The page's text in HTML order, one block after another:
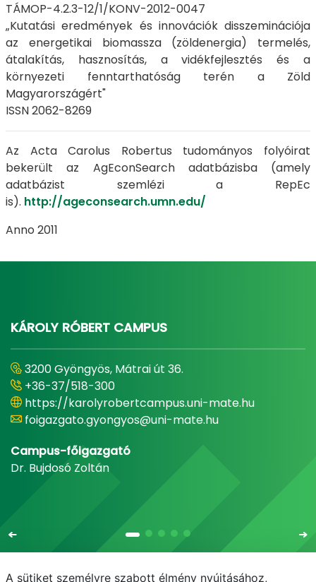
TÁMOP-4.2.3-12/1/KONV-2012-0047
„Kutatási eredmények és innovációk disszeminációja
az energetikai biomassza (zöldenergia) termelés,
átalakítás, hasznosítás, a vidékfejlesztés és a
környezeti fenntarthatóság terén a Zöld
Magyarországért"
ISSN 2062-8269
Az Acta Carolus Robertus tudományos folyóirat
bekerült az AgEconSearch adatbázisba (amely
adatbázist szemlézi a RepEc
is). http://ageconsearch.umn.edu/
Anno 2011
KÁROLY RÓBERT CAMPUS
3200 Gyöngyös, Mátrai út 36.
+36-37/518-300
https://karolyrobertcampus.uni-mate.hu
foigazgato.gyongyos@uni-mate.hu
Campus-főigazgató
Dr. Bujdosó Zoltán
A sütiket személyre szabott élmény nyújtásához,